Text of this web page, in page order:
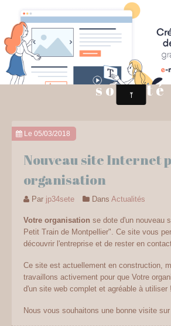
ACCUEIL
INDIVIDUELS
NOUS CONTACTER
société
Nouveau site Internet
organisation
Par jp34sete
Le 05/03/2018
Dans Actualités
Votre organisation se dote d'un nouveau
Petit Train de Montpellier". Ce site vous
découvrir l'entreprise et de rester en
Ce site est actuellement en construction,
travaillons activement pour que Votre
d'un site web complet et agréable à utiliser !
Nous vous souhaitons une bonne visite